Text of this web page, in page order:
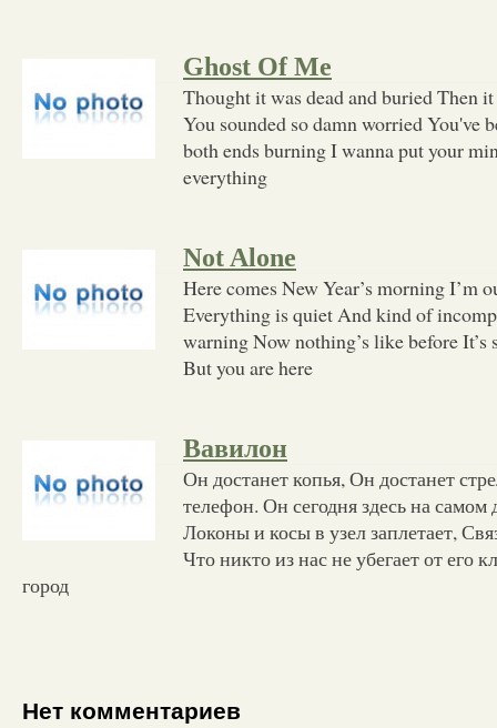
Ghost Of Me
Thought it was dead and buried Then
You sounded so damn worried You've
both ends burning I wanna put your
everything
Not Alone
Here comes New Year’s morning I’m
Everything is quiet And kind of
warning Now nothing’s like before
But you are here
Вавилон
Он достанет копья, Он достанет
телефон. Он сегодня здесь на самом
Локоны и косы в узел заплетает,
Что никто из нас не убегает от его
город
Нет комментариев